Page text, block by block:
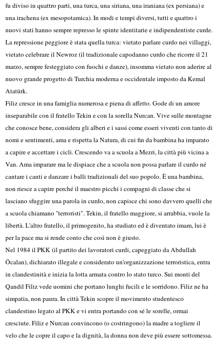
fu diviso in quattro parti, una turca, una siriana, una iraniana (ex persiana) e
una irachena (ex mesopotamica). In modi e tempi diversi, tutti e quattro i
nuovi stati hanno sempre represso le spinte identitarie e indipendentiste curde.
La repressione peggiore è stata quella turca: vietato parlare curdo nei villaggi,
vietato celebrare il Newroz (il tradizionale capodanno curdo che ricorre il 21
marzo, sempre festeggiato con fuochi e danze), insomma vietato non aderire al
nuovo grande progetto di Turchia moderna e occidentale imposto da Kemal
Atatürk.
Filiz cresce in una famiglia numerosa e piena di affetto. Gode di un amore
inseparabile con il fratello Tekin e con la sorella Nurcan. Vive sulle montagne
che conosce bene, considera gli alberi e i sassi come esseri viventi con tanto di
nomi e sentimenti, ama e rispetta la Natura, di cui fin da bambina ha imparato
a capire e accettare i cicli. Crescendo va a scuola a Mezri, la città più vicina a
Van. Ama imparare ma le dispiace che a scuola non possa parlare il curdo né
cantare i canti e danzare i balli tradizionali del suo popolo. È una bambina,
non riesce a capire perché il maestro picchi i compagni di classe che si
lasciano sfuggire una parola in curdo, non capisce chi sono davvero quelli che
a scuola chiamano "terroristi". Tekin, il fratello maggiore, si arrabbia, vuole la
libertà. L'altro fratello, il primogenito, ha studiato ed è diventato imam, lui è
per la pace ma si rende conto che così non è giusto.
Nel 1984 il PKK (il partito dei lavoratori curdi, capeggiato da Abdullah
Öcalan), dichiarato illegale e considerato un'organizzazione terroristica, entra
in clandestinità e inizia la lotta armata contro lo stato turco. Sui monti del
Qandil Filiz vede uomini che portano lunghi fucili e le sorridono. Filiz ne ha
simpatia, non paura. In città Tekin scopre il movimento studentesco
clandestino legato al PKK e vi entra portando con sé le sorelle, ormai
cresciute. Filiz e Nurcan convincono (o costringono) la madre a togliere il
velo che le copre il capo e la dignità, la donna non deve più essere sottomessa.